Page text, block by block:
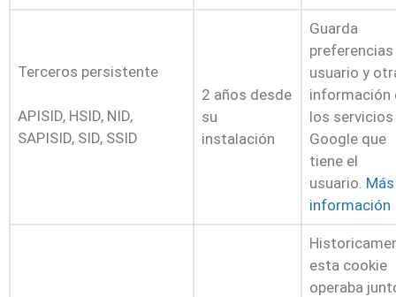
Terceros persistente
APISID, HSID, NID,
SAPISID, SID, SSID
2 años desde
su
instalación
Guarda
preferencias
usuario y
información
los servicios
Google que
tiene el
usuario. Más
información
esta cookie
operaba